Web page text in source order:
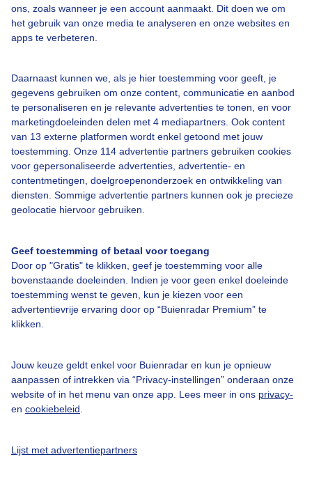
ons, zoals wanneer je een account aanmaakt. Dit doen we om
het gebruik van onze media te analyseren en onze websites en
apps te verbeteren.
Daarnaast kunnen we, als je hier toestemming voor geeft, je
gegevens gebruiken om onze content, communicatie en aanbod
te personaliseren en je relevante advertenties te tonen, en voor
marketingdoeleinden delen met 4 mediapartners. Ook content
van 13 externe platformen wordt enkel getoond met jouw
toestemming. Onze 114 advertentie partners gebruiken cookies
voor gepersonaliseerde advertenties, advertentie- en
contentmetingen, doelgroepenonderzoek en ontwikkeling van
diensten. Sommige advertentie partners kunnen ook je precieze
geolocatie hiervoor gebruiken.
Geef toestemming of betaal voor toegang
Door op "Gratis" te klikken, geef je toestemming voor alle
bovenstaande doeleinden. Indien je voor geen enkel doeleinde
toestemming wenst te geven, kun je kiezen voor een
advertentievrije ervaring door op “Buienradar Premium” te
klikken.
Jouw keuze geldt enkel voor Buienradar en kun je opnieuw
aanpassen of intrekken via “Privacy-instellingen” onderaan onze
website of in het menu van onze app. Lees meer in ons privacy-
en cookiebeleid
Lijst met advertentiepartners
Over Buienradar
Bedrijfsgegevens
Contact
Toegankelijkheid
Gebruikersvoorwaarden
Adverteren
Privacy beleid
Cookie beleid